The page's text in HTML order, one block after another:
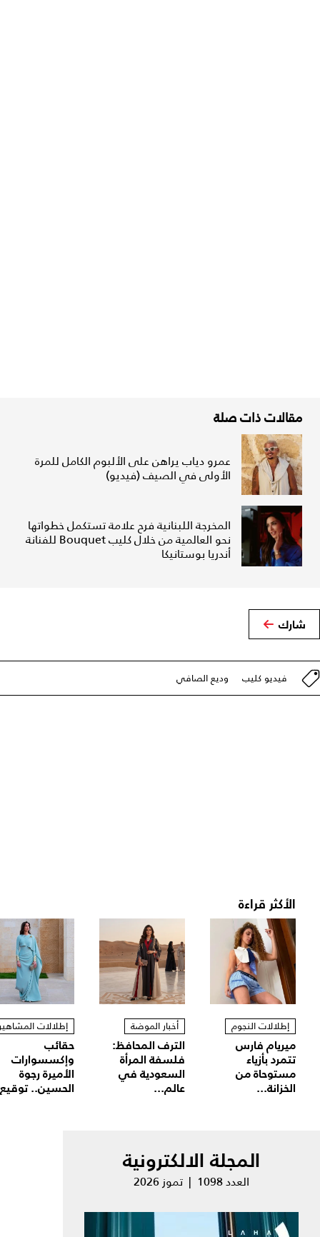
مقالات ذات صلة
عمرو دياب يراهن على الألبوم الكامل للمرة
الأولى في الصيف (فيديو)
المخرجة اللبنانية فرح علامة تستكمل خطواتها
نحو العالمية من خلال كليب Bouquet للفنانة
أندريا بوستانيكا
شارك
فيديو كليب وديع الصافي
الأكثر قراءة
إطلالات النجوم
ميريام فارس
تتمرد بأزياء
مستوحاة من
الخزانة...
أخبار الموضة
الترف المحافظ:
فلسفة المرأة
السعودية في
عالم...
إطلالات
حقائب
وإكسسوارات
الأميرة رجوة
الحسين..
المجلة الالكترونية
العدد 1098 | تموز 2026